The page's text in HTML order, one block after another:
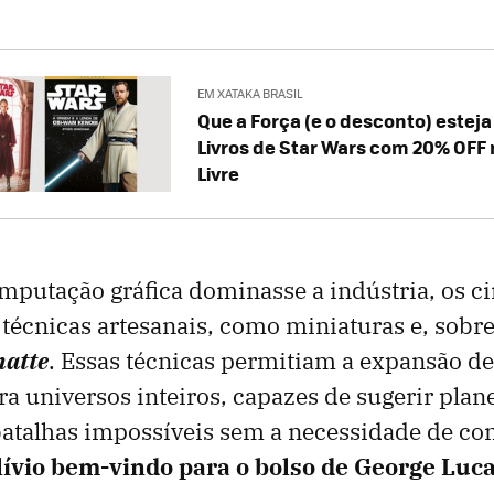
EM XATAKA BRASIL
Que a Força (e o desconto)
Livros de Star Wars com 20%
Livre
gráfica dominasse a indústria, os
artesanais, como miniaturas e,
. Essas técnicas permitiam a expansão
universos inteiros, capazes de sugerir
impossíveis sem a necessidade de
bem-vindo para o bolso de George